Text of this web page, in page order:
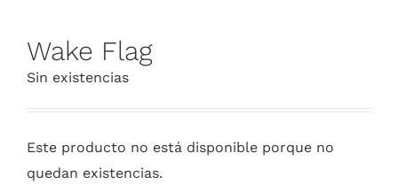
Wake Flag
Sin existencias
Este producto no está disponible porque no
quedan existencias.